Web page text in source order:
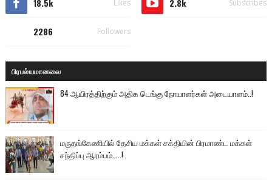
18.5k Likes 2.8k Subscribes
2286 Followers
பிரபல்யமானவை
84 ஆயிரத்திற்கும் அதிக டெங்கு நோயாளர்கள் அடையாளம்..!
மருதங்கேணியில் தேசிய மக்கள் சக்தியின் பிரமாண்ட மக்கள்
சந்திப்பு ஆரம்பம்.....!